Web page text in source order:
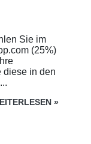
Sie im
(25%)
diese in den
»